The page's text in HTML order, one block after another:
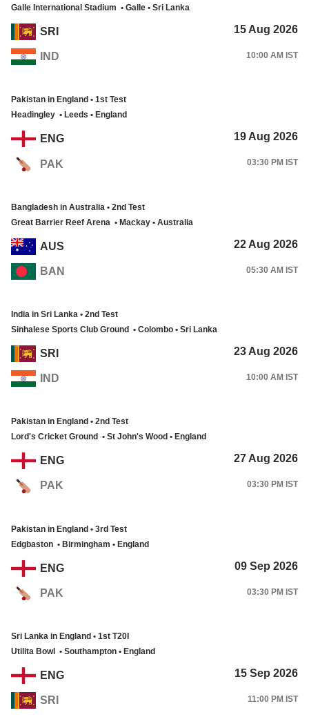
Galle International Stadium • Galle • Sri Lanka
SRI 15 Aug 2026
IND 10:00 AM IST
Pakistan in England • 1st Test
Headingley • Leeds • England
ENG 19 Aug 2026
PAK 03:30 PM IST
Bangladesh in Australia • 2nd Test
Great Barrier Reef Arena • Mackay • Australia
AUS 22 Aug 2026
BAN 05:30 AM IST
India in Sri Lanka • 2nd Test
Sinhalese Sports Club Ground • Colombo • Sri Lanka
SRI 23 Aug 2026
IND 10:00 AM IST
Pakistan in England • 2nd Test
Lord's Cricket Ground • St John's Wood • England
ENG 27 Aug 2026
PAK 03:30 PM IST
Pakistan in England • 3rd Test
Edgbaston • Birmingham • England
ENG 09 Sep 2026
PAK 03:30 PM IST
Sri Lanka in England • 1st T20I
Utilita Bowl • Southampton • England
ENG 15 Sep 2026
SRI 11:00 PM IST